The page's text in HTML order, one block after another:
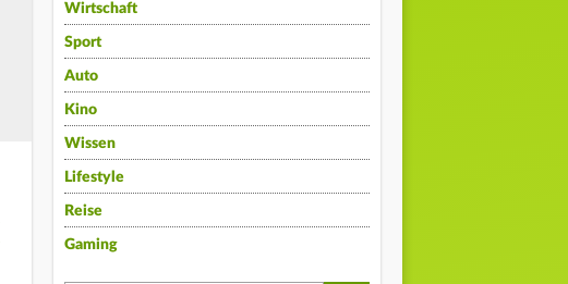
Wirtschaft
Sport
Auto
Kino
Wissen
Lifestyle
Reise
Gaming